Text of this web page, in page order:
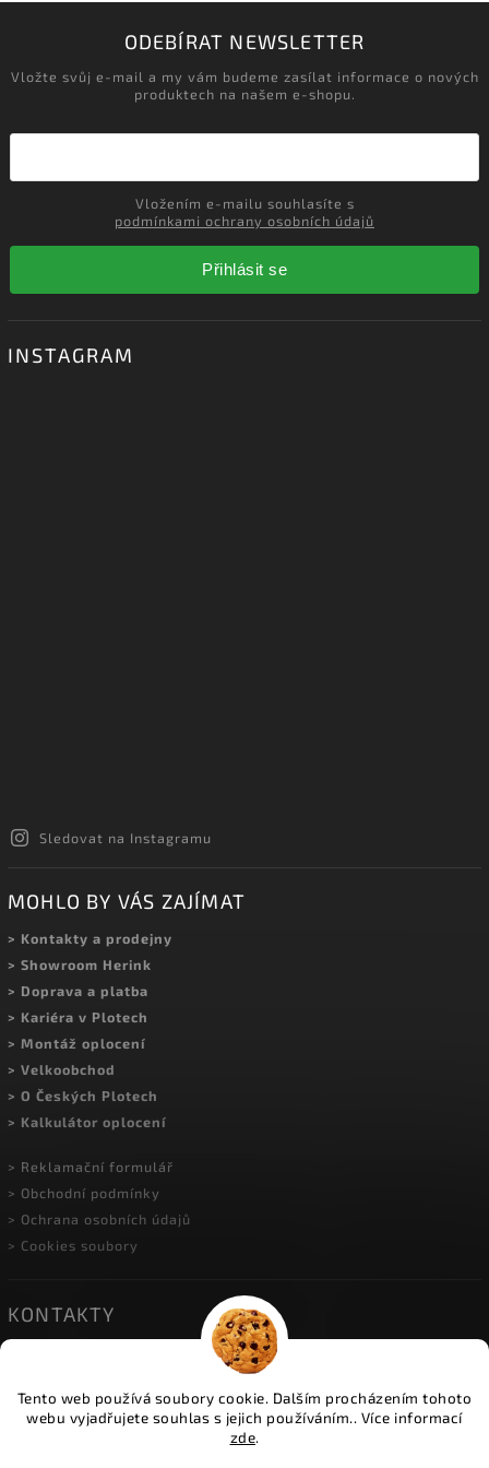
Tento web používá soubory cookie. Dalším procházením tohoto
webu vyjadřujete souhlas s jejich používáním.. Více informací
zde.
ODEBÍRAT NEWSLETTER
Vložte svůj e-mail a my vám budeme zasílat informace o nových
produktech na našem e-shopu.
podmínkami ochrany osobních údajů
Přihlásit se
INSTAGRAM
Sledovat na Instagramu
MOHLO BY VÁS ZAJÍMAT
> Kontakty a prodejny
> Showroom Herink
> Doprava a platba
> Kariéra v Plotech
> Montáž oplocení
> Velkoobchod
> O Českých Plotech
> Kalkulátor oplocení
> Reklamační formulář
> Obchodní podmínky
> Ochrana osobních údajů
> Cookies soubory
KONTAKTY
| Do Višňovky 10; 251 01 Herink
| +420 774 600 934
| info@ceskeploty.cz